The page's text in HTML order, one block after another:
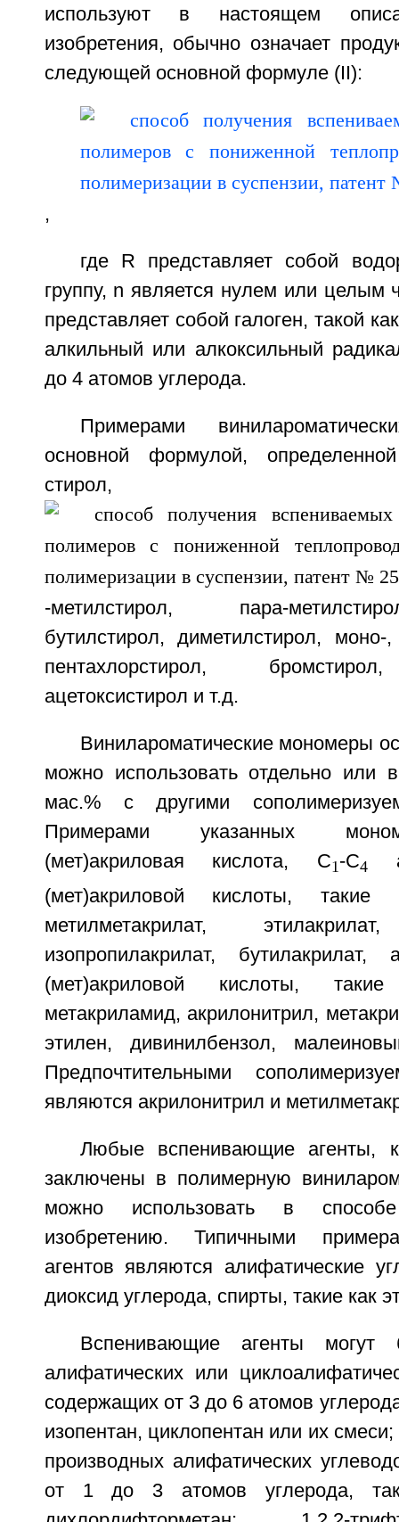
используют в настоящем
изобретения, обычно означает
следующей основной формуле (II):
,
где R представляет собой
группу, n является нулем или целым
представляет собой галоген, такой
алкильный или алкоксильный
до 4 атомов углерода.
Примерами
основной формулой,
стирол,
-метилстирол, пapa-
бутилстирол, диметилстирол,
пентахлорстирол,
ацетоксистирол и т.д.
Винилароматические мономеры
можно использовать отдельно
мас.% с другими
Примерами указанных
(мет)акриловая кислота, С1-С4
(мет)акриловой кислоты, такие
метилметакрилат,
изопропилакрилат,
(мет)акриловой кислоты,
метакриламид, акрилонитрил,
этилен, дивинилбензол,
Предпочтительными
являются акрилонитрил и
Любые вспенивающие агенты,
заключены в полимерную
можно использовать в
изобретению. Типичными
агентов являются алифатические
диоксид углерода, спирты, такие как
Вспенивающие агенты
алифатических или
содержащих от 3 до 6 атомов
изопентан, циклопентан или их
производных алифатических
от 1 до 3 атомов углерода,